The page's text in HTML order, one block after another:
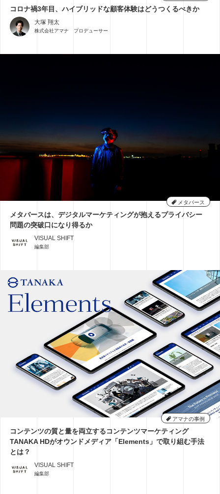
コロナ禍3年目、ハイブリッドな顧客体験はどうつくるべきか
大塚 翔太
株式会社アマナ プロデューサー
メタバース
メタバースは、デジタルマーケティングが抱えるプライバシー
問題の突破口になり得るか
VISUAL SHIFT
編集部
アマナの事例
コンテンツの質と量を両立するコンテンツマーケティング
TANAKA HDがオウンドメディア「Elements」で取り組む手法
とは？
VISUAL SHIFT
編集部